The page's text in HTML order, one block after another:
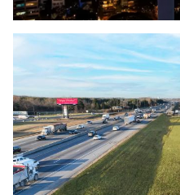
Çalışma Nemi: